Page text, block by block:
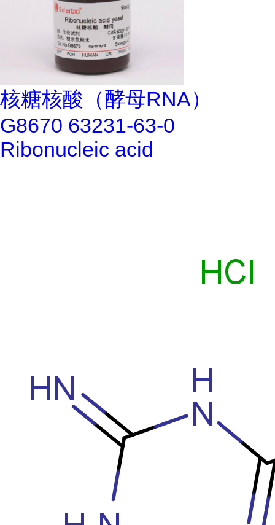
核糖核酸（酵母RNA）
G8670 63231-63-0
Ribonucleic acid